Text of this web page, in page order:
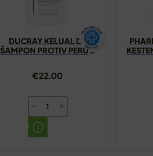
DUCRAY KELUAL DS
ŠAMPON PROTIV PERUTI
€22.00
DUCRAY
KELUAL
DS